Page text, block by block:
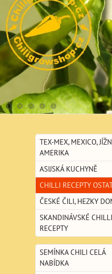
TEX-MEX, MEXICO,
AMERIKA
ASIJSKÁ KUCHYNĚ
CHILLI RECEPTY
ČESKÉ ČILI, HEZKY
SKANDINÁVSKÉ CHILLI
RECEPTY
SEMÍNKA CHILI CELÁ
NABÍDKA